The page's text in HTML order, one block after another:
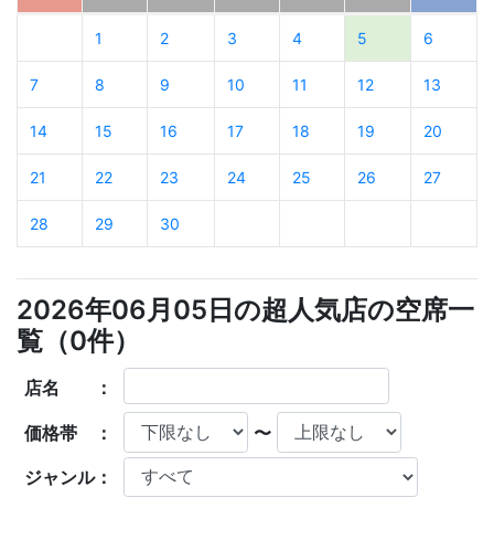
1 2 3 4 5 6
7 8 9 10 11 12 13
14 15 16 17 18 19 20
21 22 23 24 25 26 27
28 29 30
2026年06月05日の超人気店の空席一
覧（0件）
店名 ：
価格帯 ： 〜
ジャンル：